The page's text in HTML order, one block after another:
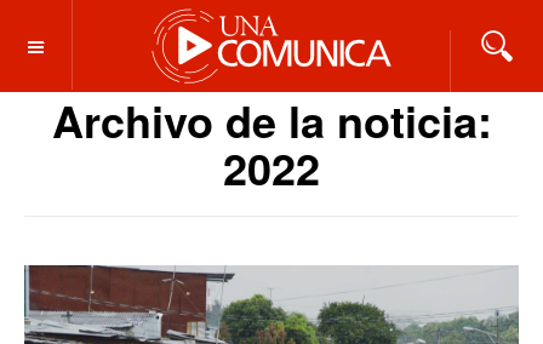
OFF CANVAS
Archivo de la noticia:
2022